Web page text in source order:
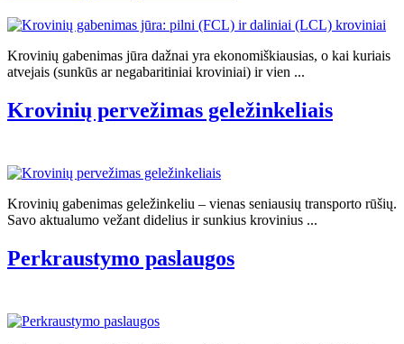
Krovinių gabenimas jūra dažnai yra ekonomiškiausias, o kai kuriais
atvejais (sunkūs ar negabaritiniai kroviniai) ir vien ...
Krovinių pervežimas geležinkeliais
Krovinių gabenimas geležinkeliu – vienas seniausių transporto rūšių.
Savo aktualumo vežant didelius ir sunkius krovinius ...
Perkraustymo paslaugos